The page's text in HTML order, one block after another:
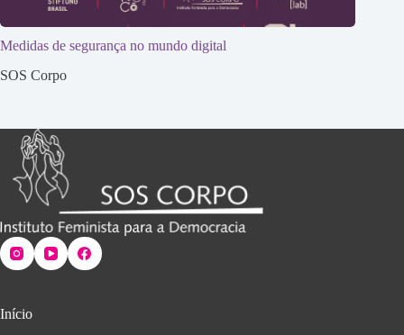
Medidas de segurança no mundo digital
SOS Corpo
Início